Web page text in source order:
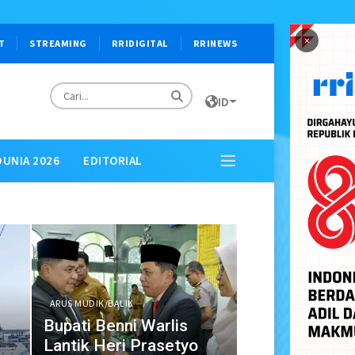
×
STREAMING RRIDIGITAL RRINEWS
ID
2026 EDITORIAL
ARUS MUDIK/BALIK
Bupati Benni Warlis
Lantik Heri Prasetyo